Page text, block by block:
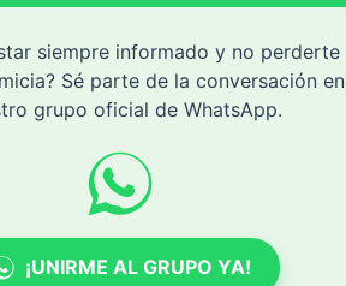
siempre informado y no perderte
Sé parte de la conversación en
grupo oficial de WhatsApp.
¡UNIRME AL GRUPO YA!